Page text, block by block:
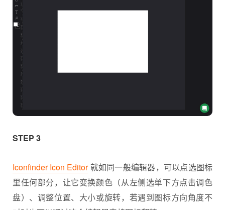
STEP 3
Iconfinder Icon Editor就如同一般编辑器，可以点选图标
里任何部分，让它变换颜色（从左侧选单下方点击调色
盘）、调整位置、大小或旋转，若遇到图标方向角度不